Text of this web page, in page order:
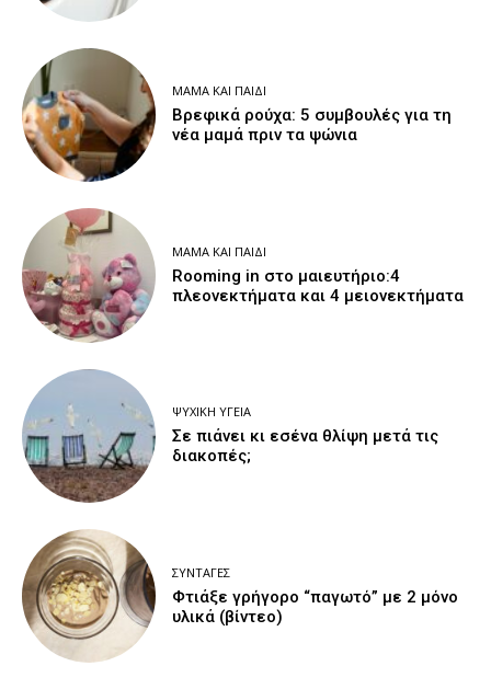
ΜΑΜΆ ΚΑΙ ΠΑΙΔΊ
Βρεφικά ρούχα: 5 συμβουλές για τη
νέα μαμά πριν τα ψώνια
ΜΑΜΆ ΚΑΙ ΠΑΙΔΊ
Rooming in στο μαιευτήριο:4
πλεονεκτήματα και 4 μειονεκτήματα
ΨΥΧΙΚΉ ΥΓΕΊΑ
Σε πιάνει κι εσένα θλίψη μετά τις
διακοπές;
ΣΥΝΤΑΓΈΣ
Φτιάξε γρήγορο “παγωτό” με 2 μόνο
υλικά (βίντεο)